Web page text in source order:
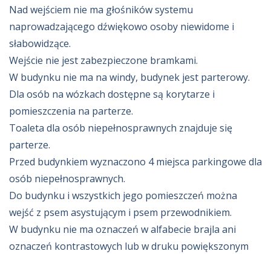
Nad wejściem nie ma głośników systemu
naprowadzającego dźwiękowo osoby niewidome i
słabowidzące.
Wejście nie jest zabezpieczone bramkami.
W budynku nie ma na windy, budynek jest parterowy.
Dla osób na wózkach dostępne są korytarze i
pomieszczenia na parterze.
Toaleta dla osób niepełnosprawnych znajduje się
parterze.
Przed budynkiem wyznaczono 4 miejsca parkingowe dla
osób niepełnosprawnych.
Do budynku i wszystkich jego pomieszczeń można
wejść z psem asystującym i psem przewodnikiem.
W budynku nie ma oznaczeń w alfabecie brajla ani
oznaczeń kontrastowych lub w druku powiększonym